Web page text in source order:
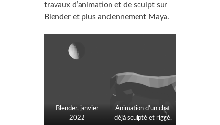
VIDEO MAPPING
travaux d’animation et de sculpt sur
Blender et plus anciennement Maya.
Blender, janvier
2022
Animation d’un chat
déjà sculpté et riggé.